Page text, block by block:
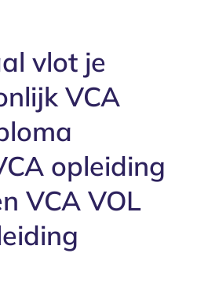
vlot je
VCA
opleiding
VCA VOL